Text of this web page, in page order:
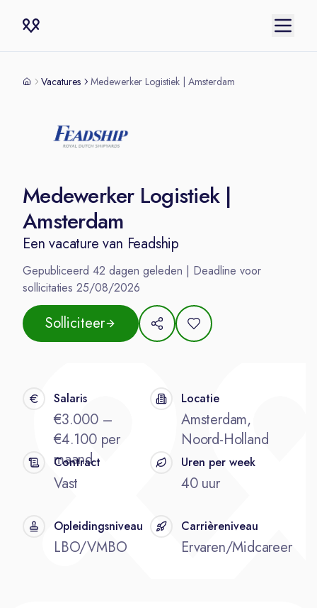
Vacatures Medewerker Logistiek | Amsterdam
Medewerker Logistiek |
Amsterdam
Een vacature van Feadship
Gepubliceerd 42 dagen geleden | Deadline voor
sollicitaties 25/08/2026
Solliciteer
Salaris
€3.000 –
€4.100 per
maand
Locatie
Amsterdam,
Noord-Holland
Contract
Vast
Uren per week
40 uur
Opleidingsniveau
LBO/VMBO
Carrièreniveau
Ervaren/Midcareer